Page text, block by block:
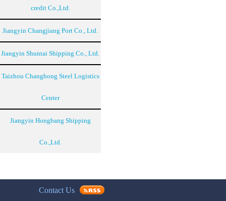
credit Co.,Ltd.
Jiangyin Changjiang Port Co., Ltd.
Jiangyin Shuntai Shipping Co., Ltd.
Taizhou Changhong Steel Logistics
Center
Jiangyin Hongbang Shipping
Co.,Ltd.
Contact Us